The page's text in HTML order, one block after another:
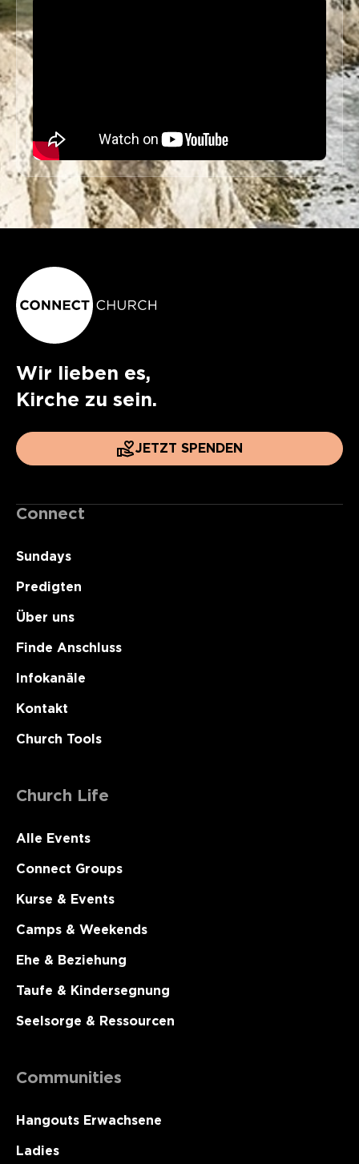
Wir lieben es,
Kirche zu sein.
JETZT SPENDEN
Connect
Sundays
Predigten
Über uns
Finde Anschluss
Infokanäle
Kontakt
Church Tools
Church Life
Alle Events
Connect Groups
Kurse & Events
Camps & Weekends
Ehe & Beziehung
Taufe & Kindersegnung
Seelsorge & Ressourcen
Communities
Hangouts Erwachsene
Ladies